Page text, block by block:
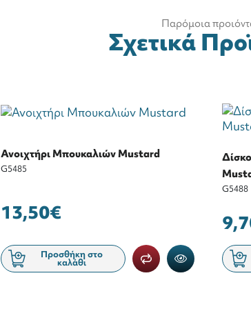
Παρόμοια
Σχετικά
Ανοιχτήρι Μπουκαλιών Mustard
G5485
13,50€
Προσθήκη στο
καλάθι
G5488